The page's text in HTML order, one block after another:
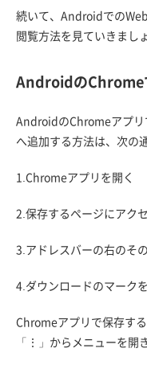
続いて、Androidでの
閲覧方法を見ていきまし
AndroidのChrome
AndroidのChromeアプリ
へ追加する方法は、次の
1.Chromeアプリを開く
2.保存するページにアク
3.アドレスバーの右のそ
4.ダウンロードのマーク
Chromeアプリで保存す
「⋮」からメニューを開